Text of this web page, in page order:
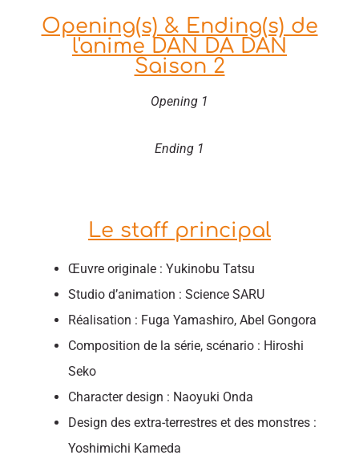
Opening(s) & Ending(s) de
l'anime DAN DA DAN
Saison 2
Opening 1
Ending 1
Le staff principal
Œuvre originale : Yukinobu Tatsu
Studio d’animation : Science SARU
Réalisation : Fuga Yamashiro, Abel Gongora
Composition de la série, scénario : Hiroshi
Seko
Character design : Naoyuki Onda
Design des extra-terrestres et des monstres :
Yoshimichi Kameda